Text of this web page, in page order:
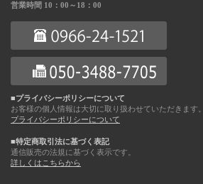
営業時間 10：00～18：00
■プライバシーポリシーについて
お客様の個人情報は大切に取り扱わせていただきます。
プライバシーポリシーについて
■特定商取引法に基づく表記
通信販売の法規に基づく表示です。
詳しくはこちらから